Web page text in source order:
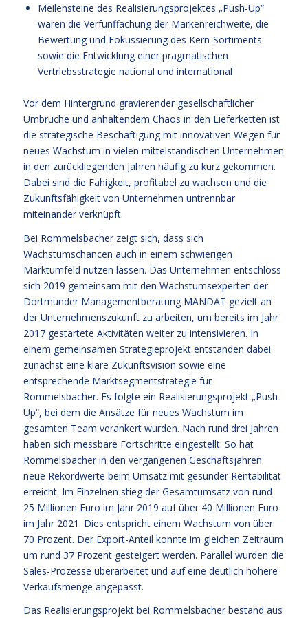
Meilensteine des Realisierungsprojektes „Push-Up“
waren die Verfünffachung der Markenreichweite, die
Bewertung und Fokussierung des Kern-Sortiments
sowie die Entwicklung einer pragmatischen
Vertriebsstrategie national und international
Vor dem Hintergrund gravierender gesellschaftlicher
Umbrüche und anhaltendem Chaos in den Lieferketten ist
die strategische Beschäftigung mit innovativen Wegen für
neues Wachstum in vielen mittelständischen Unternehmen
in den zurückliegenden Jahren häufig zu kurz gekommen.
Dabei sind die Fähigkeit, profitabel zu wachsen und die
Zukunftsfähigkeit von Unternehmen untrennbar
miteinander verknüpft.
Bei Rommelsbacher zeigt sich, dass sich
Wachstumschancen auch in einem schwierigen
Marktumfeld nutzen lassen. Das Unternehmen entschloss
sich 2019 gemeinsam mit den Wachstumsexperten der
Dortmunder Managementberatung MANDAT gezielt an
der Unternehmenszukunft zu arbeiten, um bereits im Jahr
2017 gestartete Aktivitäten weiter zu intensivieren. In
einem gemeinsamen Strategieprojekt entstanden dabei
zunächst eine klare Zukunftsvision sowie eine
entsprechende Marktsegmentstrategie für
Rommelsbacher. Es folgte ein Realisierungsprojekt „Push-
Up“, bei dem die Ansätze für neues Wachstum im
gesamten Team verankert wurden. Nach rund drei Jahren
haben sich messbare Fortschritte eingestellt: So hat
Rommelsbacher in den vergangenen Geschäftsjahren
neue Rekordwerte beim Umsatz mit gesunder Rentabilität
erreicht. Im Einzelnen stieg der Gesamtumsatz von rund
25 Millionen Euro im Jahr 2019 auf über 40 Millionen Euro
im Jahr 2021. Dies entspricht einem Wachstum von über
70 Prozent. Der Export-Anteil konnte im gleichen Zeitraum
um rund 37 Prozent gesteigert werden. Parallel wurden die
Sales-Prozesse überarbeitet und auf eine deutlich höhere
Verkaufsmenge angepasst.
Das Realisierungsprojekt bei Rommelsbacher bestand aus